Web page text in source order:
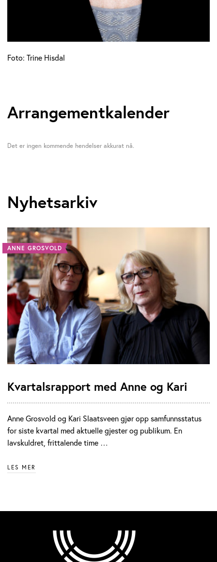
Foto: Trine Hisdal
Arrangementkalender
Det er ingen kommende hendelser akkurat nå.
Nyhetsarkiv
ANNE GROSVOLD
Kvartalsrapport med Anne og Kari
Anne Grosvold og Kari Slaatsveen gjør opp samfunnsstatus
for siste kvartal med aktuelle gjester og publikum. En
lavskuldret, frittalende time …
LES MER